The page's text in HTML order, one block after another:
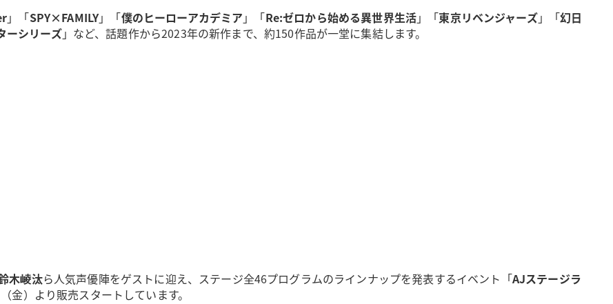
」「SPY×FAMILY」「僕のヒーローアカデミア 」「Re:ゼロから始める異世界生活」「東京リベンジャーズ」「幻日
ーシリーズ」など、話題作から2023年の新作まで、約150作品が一堂に集結します。
木崚汰ら人気声優陣をゲストに迎え、ステージ全46プログラムのラインナップを発表するイベント「AJステージラ
金）より販売スタートしています。